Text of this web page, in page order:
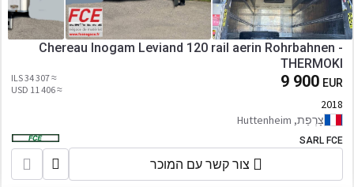
Chereau Inogam Leviand 120 rail aerin Rohrbahnen -
THERMOKI
9 900 EUR
≈ 34 307 ILS
≈ 11 406 USD
2018
צָרְפַת, Huttenheim
SARL FCE
צור קשר עם המוכר